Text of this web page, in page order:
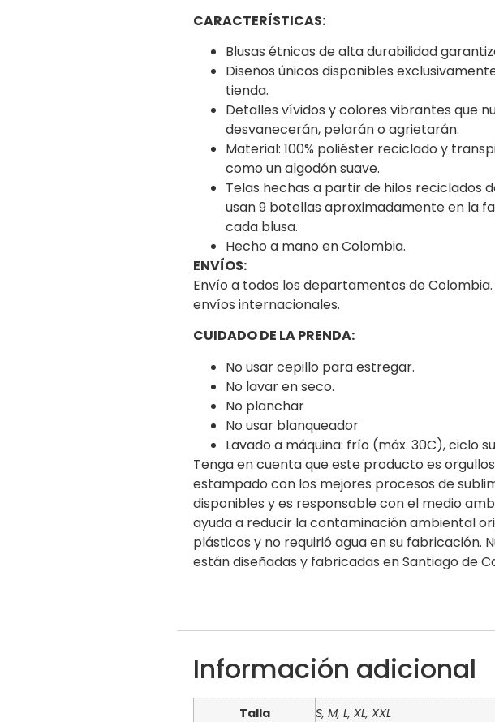
CARACTERÍSTICAS:
Blusas étnicas de alta durabilidad
Diseños únicos disponibles
tienda.
Detalles vívidos y colores vibrantes que
desvanecerán, pelarán o agrietarán.
Material: 100% poliéster reciclado y
como un algodón suave.
Telas hechas a partir de hilos reciclados
usan 9 botellas aproximadamente en la
cada blusa.
Hecho a mano en Colombia.
ENVÍOS:
Envío a todos los departamentos de
envíos internacionales.
CUIDADO DE LA PRENDA:
No usar cepillo para estregar.
No lavar en seco.
No planchar
No usar blanqueador
Lavado a máquina: frío (máx. 30C), ciclo
Tenga en cuenta que este producto es
estampado con los mejores procesos de
disponibles y es responsable con el medio
ayuda a reducir la contaminación ambiental
plásticos y no requirió agua en su fabricación.
están diseñadas y fabricadas en Santiago de
Información adicional
Talla S, M, L, XL, XXL